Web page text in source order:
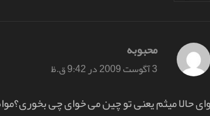
محبوبه
3 آگوست 2009 در 9:42 ق.ظ
وای حالا میثم یعنی تو چین می خوای چی